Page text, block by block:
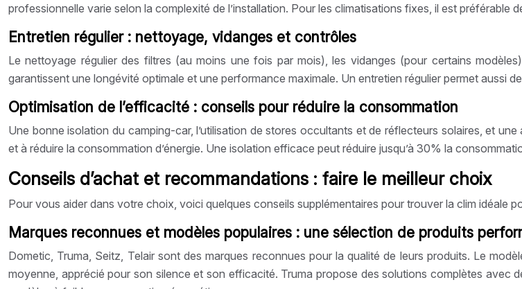
professionnelle varie selon la complexité de l’installation. Pour les climatisations fixes, il est préférable
Entretien régulier : nettoyage, vidanges et contrôles
Le nettoyage régulier des filtres (au moins une fois par mois), les vidanges (pour certains
garantissent une longévité optimale et une performance maximale. Un entretien régulier permet aussi
Optimisation de l’efficacité : conseils pour réduire la consommation
Une bonne isolation du camping-car, l’utilisation de stores occultants et de réflecteurs solaires, et
et à réduire la consommation d’énergie. Une isolation efficace peut réduire jusqu’à 30% la
Conseils d’achat et recommandations : faire le meilleur choix
Pour vous aider dans votre choix, voici quelques conseils supplémentaires pour trouver la clim idéale
Marques reconnues et modèles populaires : une sélection de produits
Dometic, Truma, Seitz, Telair sont des marques reconnues pour la qualité de leurs produits. Le
moyenne, apprécié pour son silence et son efficacité. Truma propose des solutions complètes avec